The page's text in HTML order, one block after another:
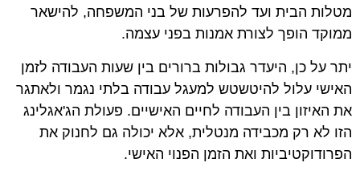
מטלות הבית ועד להפרעות של בני המשפחה, להישאר
ממוקד הופך לצורת אמנות בפני עצמה.
יתר על כן, היעדר גבולות ברורים בין שעות העבודה לזמן
האישי עלול להיטשטש למעגל עבודה בלתי נגמר ולאתגר
את האיזון בין העבודה לחיים האישיים. פעולת הג'אגלינג
הזו לא רק מכבידה מנטלית, אלא יכולה גם לחנוק את
הפרודוקטיביות ואת הזמן הפנוי האישי.